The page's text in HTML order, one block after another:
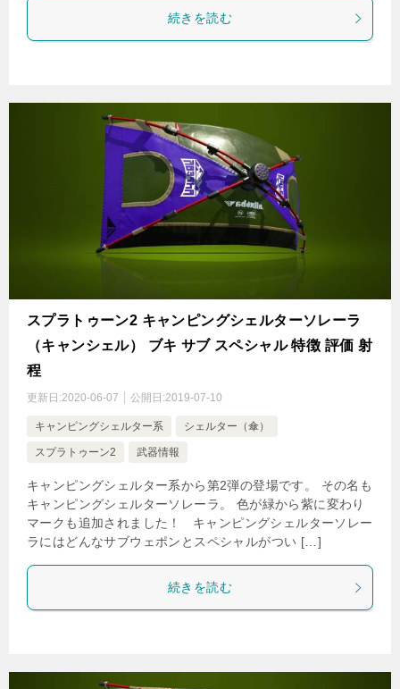
続きを読む
スプラトゥーン2 キャンピングシェルターソレーラ
（キャンシェル） ブキ サブ スペシャル 特徴 評価 射
程
更新日:2020-06-07 公開日:2019-07-10
キャンピングシェルター系 シェルター（傘）
スプラトゥーン2 武器情報
キャンピングシェルター系から第2弾の登場です。 その名も
キャンピングシェルターソレーラ。 色が緑から紫に変わり
マークも追加されました！ キャンピングシェルターソレー
ラにはどんなサブウェポンとスペシャルがつい […]
続きを読む